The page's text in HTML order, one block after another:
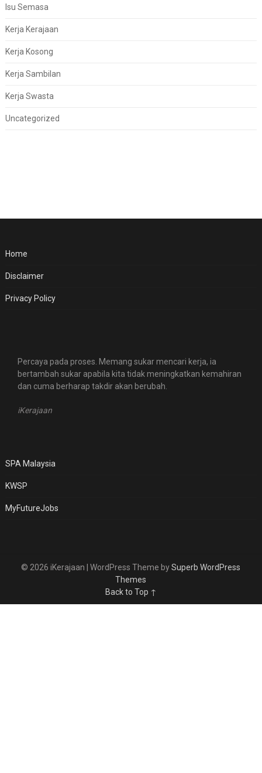
Isu Semasa
Kerja Kerajaan
Kerja Kosong
Kerja Sambilan
Kerja Swasta
Uncategorized
Home
Disclaimer
Privacy Policy
Percaya pada proses. Memang sukar mencari kerja, ia
bertambah sukar apabila kita tidak meningkatkan kemahiran
dan cuma berharap takdir akan berubah.
iKerajaan
SPA Malaysia
KWSP
MyFutureJobs
© 2026 iKerajaan | WordPress Theme bySuperb WordPress
Themes
Back to Top ↑